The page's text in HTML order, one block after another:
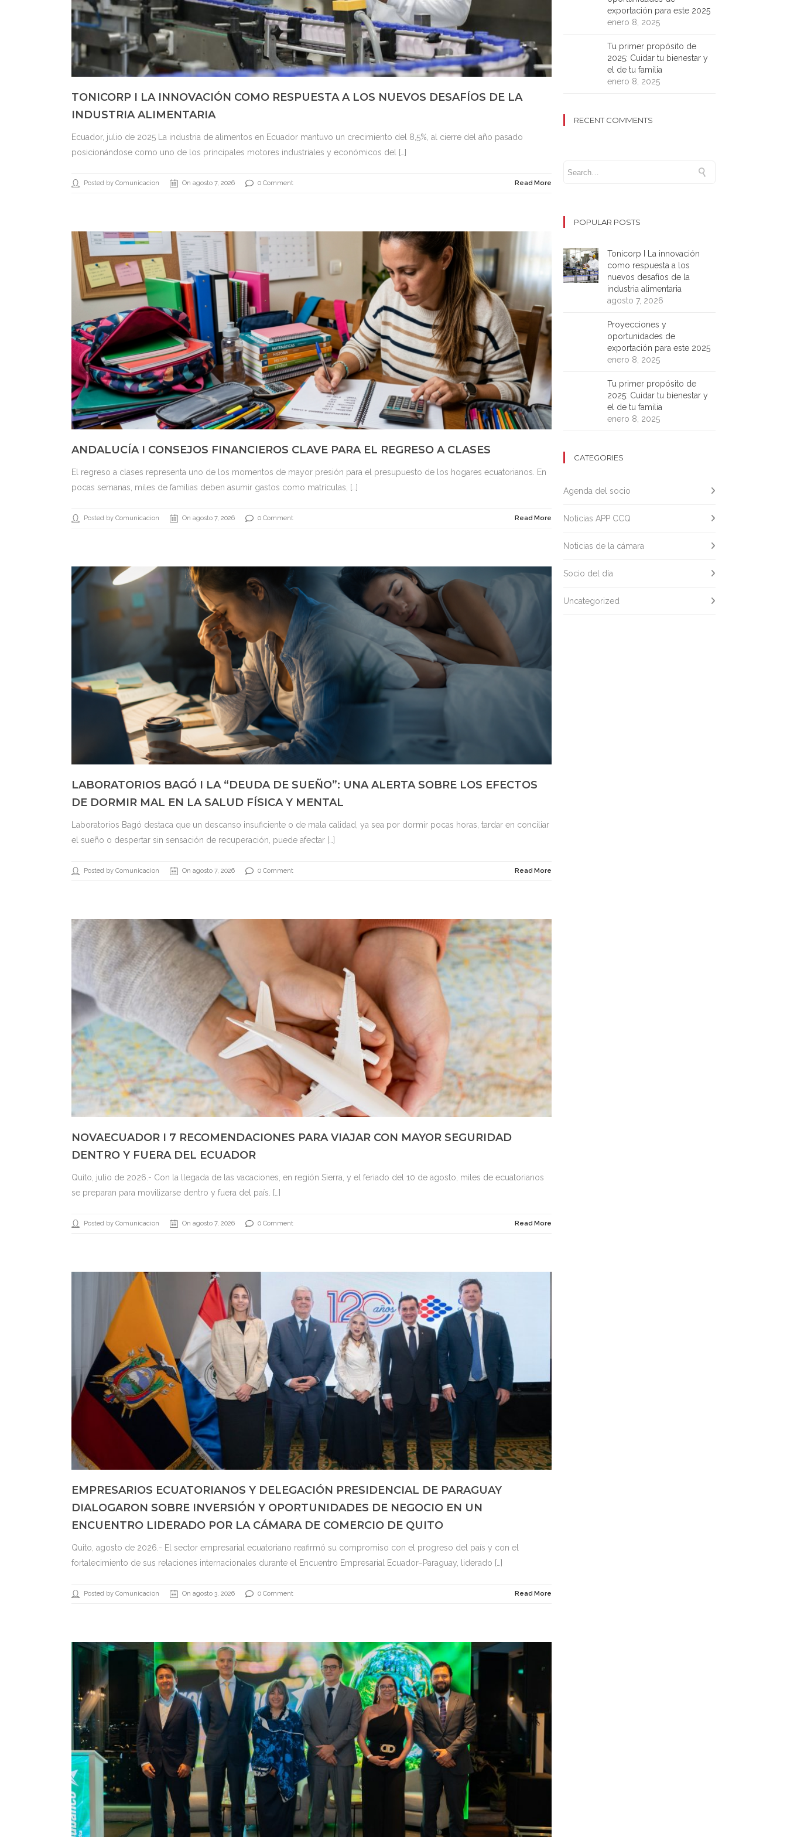
TONICORP I LA INNOVACIÓN COMO RESPUESTA A LOS NUEVOS DESAFÍOS DE LA
INDUSTRIA ALIMENTARIA
Ecuador, julio de 2025 La industria de alimentos en Ecuador mantuvo un crecimiento del 8,5%, al cierre del año pasado
posicionándose como uno de los principales motores industriales y económicos del […]
Posted by Comunicacion On agosto 7, 2026 0 Comment Read More
ANDALUCÍA I CONSEJOS FINANCIEROS CLAVE PARA EL REGRESO A CLASES
El regreso a clases representa uno de los momentos de mayor presión para el presupuesto de los hogares ecuatorianos. En
pocas semanas, miles de familias deben asumir gastos como matrículas, […]
Posted by Comunicacion On agosto 7, 2026 0 Comment Read More
LABORATORIOS BAGÓ I LA “DEUDA DE SUEÑO”: UNA ALERTA SOBRE LOS EFECTOS
DE DORMIR MAL EN LA SALUD FÍSICA Y MENTAL
Laboratorios Bagó destaca que un descanso insuficiente o de mala calidad, ya sea por dormir pocas horas, tardar en conciliar
el sueño o despertar sin sensación de recuperación, puede afectar […]
Posted by Comunicacion On agosto 7, 2026 0 Comment Read More
NOVAECUADOR I 7 RECOMENDACIONES PARA VIAJAR CON MAYOR SEGURIDAD
DENTRO Y FUERA DEL ECUADOR
Quito, julio de 2026.- Con la llegada de las vacaciones, en región Sierra, y el feriado del 10 de agosto, miles de ecuatorianos
se preparan para movilizarse dentro y fuera del país. […]
Posted by Comunicacion On agosto 7, 2026 0 Comment Read More
EMPRESARIOS ECUATORIANOS Y DELEGACIÓN PRESIDENCIAL DE PARAGUAY
DIALOGARON SOBRE INVERSIÓN Y OPORTUNIDADES DE NEGOCIO EN UN
ENCUENTRO LIDERADO POR LA CÁMARA DE COMERCIO DE QUITO
Quito, agosto de 2026.- El sector empresarial ecuatoriano reafirmó su compromiso con el progreso del país y con el
fortalecimiento de sus relaciones internacionales durante el Encuentro Empresarial Ecuador–Paraguay, liderado […]
Posted by Comunicacion On agosto 3, 2026 0 Comment Read More
exportación para este 2025
enero 8, 2025
Tu primer propósito de
2025: Cuidar tu bienestar y
el de tu familia
enero 8, 2025
RECENT COMMENTS
POPULAR POSTS
Tonicorp I La innovación
como respuesta a los
nuevos desafíos de la
industria alimentaria
agosto 7, 2026
Proyecciones y
oportunidades de
exportación para este 2025
enero 8, 2025
Tu primer propósito de
2025: Cuidar tu bienestar y
el de tu familia
enero 8, 2025
CATEGORIES
Agenda del socio
Noticias APP CCQ
Noticias de la cámara
Socio del día
Uncategorized